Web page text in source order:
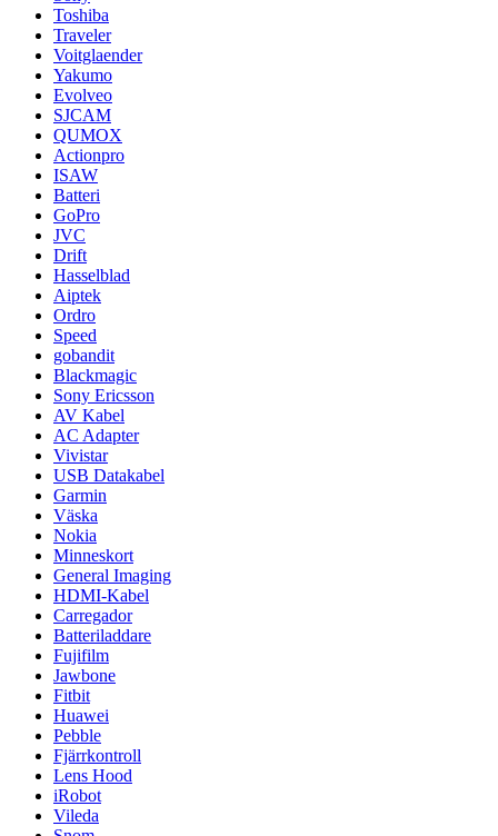
Toshiba
Traveler
Voitglaender
Yakumo
Evolveo
SJCAM
QUMOX
Actionpro
ISAW
Batteri
GoPro
JVC
Drift
Hasselblad
Aiptek
Ordro
Speed
gobandit
Blackmagic
Sony Ericsson
AV Kabel
AC Adapter
Vivistar
USB Datakabel
Garmin
Väska
Nokia
Minneskort
General Imaging
HDMI-Kabel
Carregador
Batteriladdare
Fujifilm
Jawbone
Fitbit
Huawei
Pebble
Fjärrkontroll
Lens Hood
iRobot
Vileda